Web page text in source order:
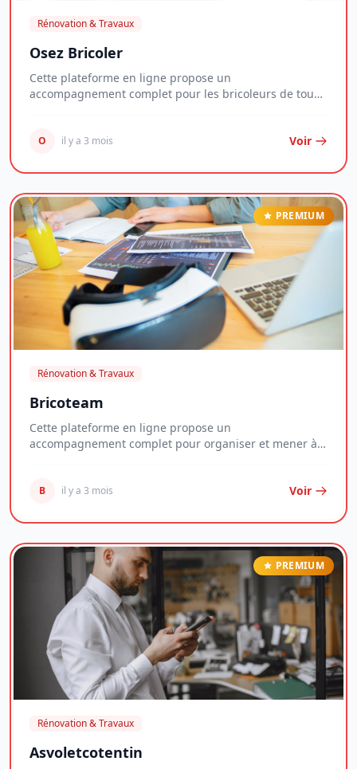
Rénovation & Travaux
Osez Bricoler
Cette plateforme en ligne propose un
accompagnement complet pour les bricoleurs de tous
O il y a 3 mois Voir
PREMIUM
Rénovation & Travaux
Bricoteam
Cette plateforme en ligne propose un
accompagnement complet pour organiser et mener à
B il y a 3 mois Voir
PREMIUM
Rénovation & Travaux
Asvoletcotentin